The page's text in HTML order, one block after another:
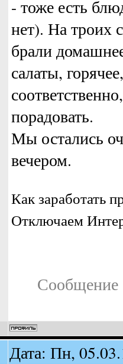
- тоже есть
нет). На троих
брали
салаты,
порадовать.
Мы остались
вечером.
Как заработать
Отключаем
Сообщение
Дата: Пн,